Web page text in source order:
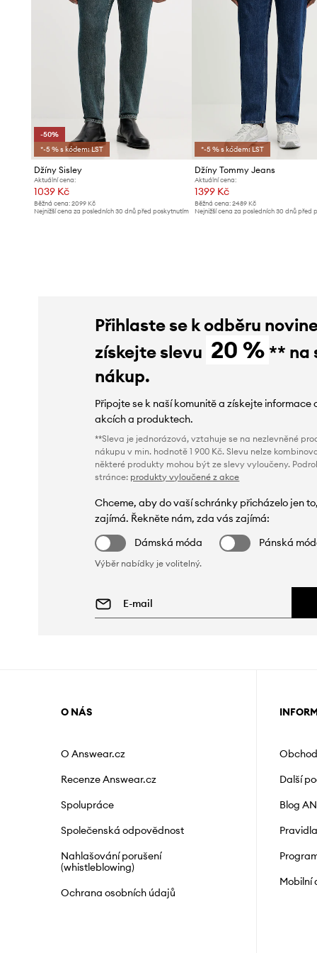
-50%
*-5 % s kódem: LST
Džíny Sisley
Aktuální cena:
1039 Kč
Běžná cena: 2099 Kč
Nejnižší cena za posledních 30 dnů před poskytnutím
*-5 % s kódem: LST
Džíny Tommy Jeans
Aktuální cena:
1399 Kč
Běžná cena:2489 Kč
Nejnižší cena za posledních 30 dnů před
Přihlaste se k odběru
získejte slevu 20 % ** na
nákup.
Připojte se k naší komunitě a získejte informace
akcích a produktech.
**Sleva je jednorázová, vztahuje se na nezlevněné
nákupu v min. hodnotě 1 900 Kč. Slevu nelze
některé produkty mohou být ze slevy vyloučeny.
stránce: produkty vyloučené z akce
Chceme, aby do vaší schránky přicházelo jen
zajímá. Řekněte nám, zda vás zajímá:
Dámská móda
Pánská
Výběr nabídky je volitelný.
O NÁS
O Answear.cz
Recenze Answear.cz
Spolupráce
Společenská odpovědnost
Nahlašování porušení
(whistleblowing)
Ochrana osobních údajů
Další
Blog
Mobilní